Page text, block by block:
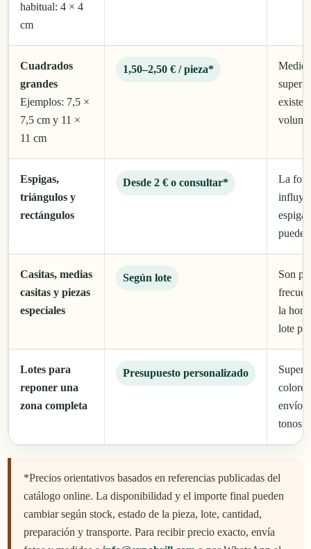
habitual: 4 × 4
cm
Cuadrados
grandes
Ejemplos: 7,5 ×
7,5 cm y 11 ×
11 cm
1,50–2,50 € / pieza*
existe
Espigas,
triángulos y
rectángulos
Desde 2 € o consultar*
La
Casitas, medias
casitas y piezas
especiales
Según lote
Son
la
lote
Lotes para
reponer una
zona completa
Presupuesto personalizado
envío
tonos.
*Precios orientativos basados en referencias publicadas del
catálogo online. La disponibilidad y el importe final pueden
cambiar según stock, estado de la pieza, lote, cantidad,
preparación y transporte. Para recibir precio exacto, envía